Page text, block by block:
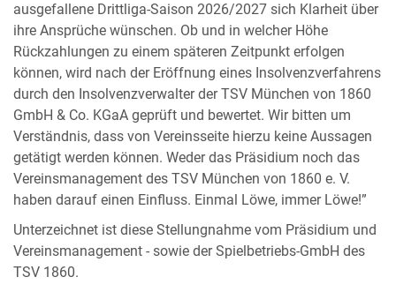
ausgefallene Drittliga-Saison 2026/2027 sich Klarheit über
ihre Ansprüche wünschen. Ob und in welcher Höhe
Rückzahlungen zu einem späteren Zeitpunkt erfolgen
können, wird nach der Eröffnung eines Insolvenzverfahrens
durch den Insolvenzverwalter der TSV München von 1860
GmbH & Co. KGaA geprüft und bewertet. Wir bitten um
Verständnis, dass von Vereinsseite hierzu keine Aussagen
getätigt werden können. Weder das Präsidium noch das
Vereinsmanagement des TSV München von 1860 e. V.
haben darauf einen Einfluss. Einmal Löwe, immer Löwe!”
Unterzeichnet ist diese Stellungnahme vom Präsidium und
Vereinsmanagement - sowie der Spielbetriebs-GmbH des
TSV 1860.